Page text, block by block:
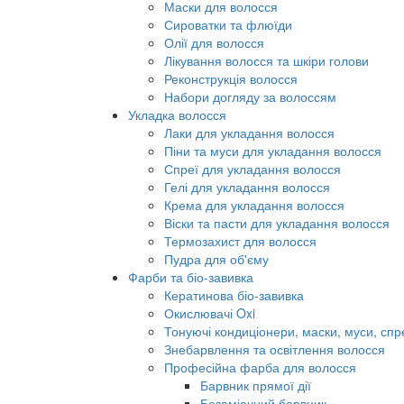
Маски для волосся
Сироватки та флюїди
Олії для волосся
Лікування волосся та шкіри голови
Реконструкція волосся
Набори догляду за волоссям
Укладка волосся
Лаки для укладання волосся
Піни та муси для укладання волосся
Спреї для укладання волосся
Гелі для укладання волосся
Крема для укладання волосся
Віски та пасти для укладання волосся
Термозахист для волосся
Пудра для об'єму
Фарби та біо-завивка
Кератинова біо-завивка
Окислювачі Oxi
Тонуючі кондиціонери, маски, муси,
Знебарвлення та освітлення волосся
Професійна фарба для волосся
Барвник прямої дії